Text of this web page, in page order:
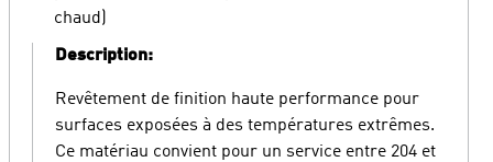
chaud)
Description:
Revêtement de finition haute performance pour
surfaces exposées à des températures extrêmes.
Ce matériau convient pour un service entre 204 et